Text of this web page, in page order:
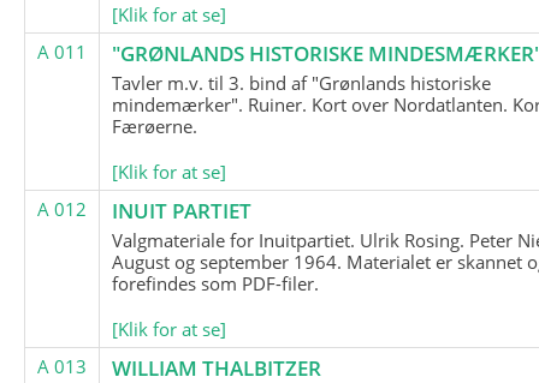
[Klik for at se]
A 011
"GRØNLANDS HISTORISKE
Tavler m.v. til 3. bind af "Grønlands historiske
mindemærker". Ruiner. Kort over Nordatlanten.
Færøerne.
[Klik for at se]
A 012
INUIT PARTIET
Valgmateriale for Inuitpartiet. Ulrik Rosing. Peter
August og september 1964. Materialet er skannet
forefindes som PDF-filer.
[Klik for at se]
A 013
WILLIAM THALBITZER